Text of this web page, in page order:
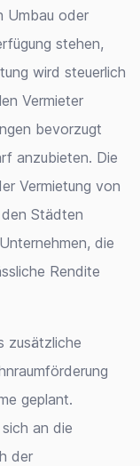
Umbau oder
stehen,
wird steuerlich
Vermieter
bevorzugt
anzubieten. Die
Vermietung von
Städten
die
Rendite
zusätzliche
geplant.
an die
der